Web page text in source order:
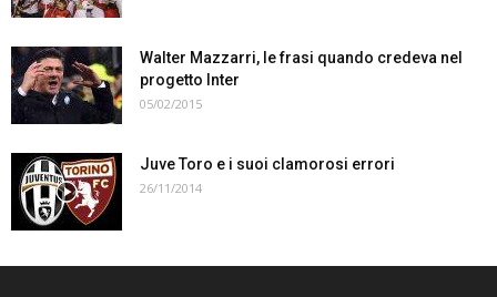
Walter Mazzarri, le frasi quando credeva nel
progetto Inter
05/02/2015
Juve Toro e i suoi clamorosi errori
26/11/2014